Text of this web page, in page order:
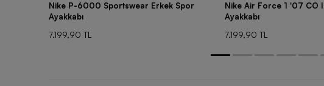
Nike P-6000 Sportswear Erkek Spor
Ayakkabı
7.199,90 TL
Nike Air Force 1 '07 CO
Ayakkabı
7.199,90 TL